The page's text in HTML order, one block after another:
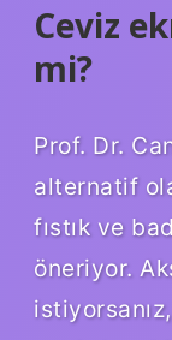
Ceviz
mi?
Prof. Dr.
alternatif
fıstık ve
öneriyor.